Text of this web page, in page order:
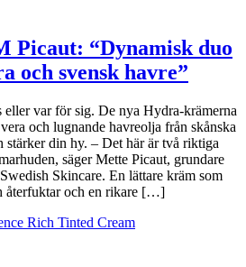
Picaut: “Dynamisk duo
och svensk havre”
eller var för sig. De nya Hydra-krämerna
och lugnande havreolja från skånska
stärker din hy. – Det här är två riktiga
säger Mette Picaut, grundare
Skincare. En lättare kräm som
återfuktar och en rikare […]